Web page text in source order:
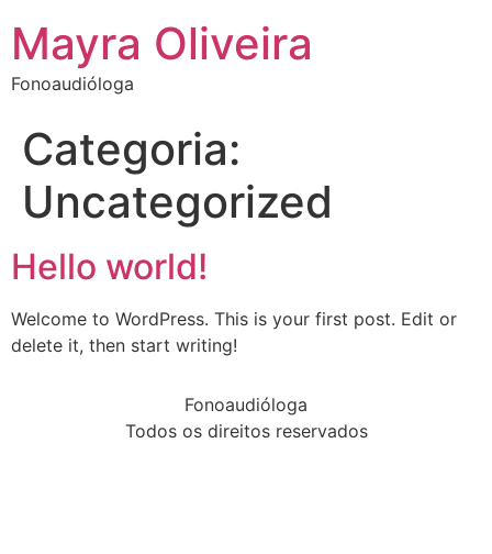
Mayra Oliveira
Fonoaudióloga
Categoria:
Uncategorized
Hello world!
Welcome to WordPress. This is your first post. Edit or
delete it, then start writing!
Fonoaudióloga
Todos os direitos reservados